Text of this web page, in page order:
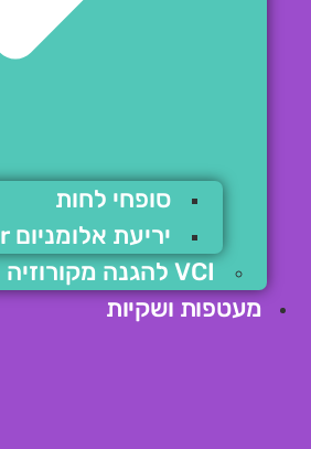
סופחי לחות
יריעת אלומניום Barrier
VCI להגנה מקורוזיה
מעטפות ושקיות